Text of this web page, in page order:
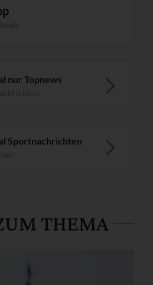
nur Topnews
Sportnachrichten
THEMA